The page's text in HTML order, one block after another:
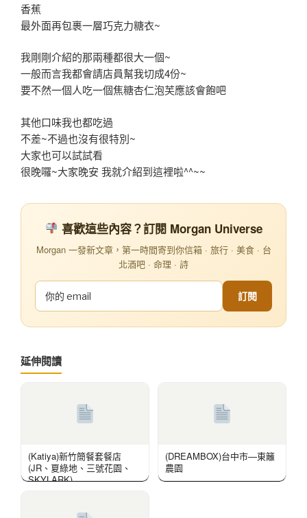
香蕉
最外面再包裹一層巧克力糖衣~
我剛剛介紹的那兩種都很大一個~
一般而言我都會請店員幫我切成4份~
要不然一個人吃一個焦糖杏仁泡芙應該會飽吧
其他口味我也都吃過
不差~不過也沒有很特別~
大家也可以試試看
很晚囉~大家晚安 我就介紹到這裡啦^^~~
喜歡這些內容？訂閱 Morgan Universe
Morgan 一發新文章，第一時間寄到你信箱 · 旅行 · 美食 · 台
北酒吧 · 命理 · 詩
訂閱
延伸閱讀
(Katiya)新竹簡餐套餐店
(JR、夏綠地、三號花園、
SKYLARK)
(DREAMBOX)台中市—東籬
農園